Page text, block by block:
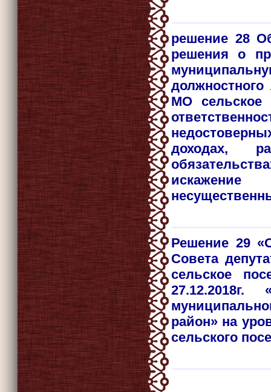
решение 28
решения о
МО сельское
доходах,
Решение 29
Совета
сельское
район» на
сельского